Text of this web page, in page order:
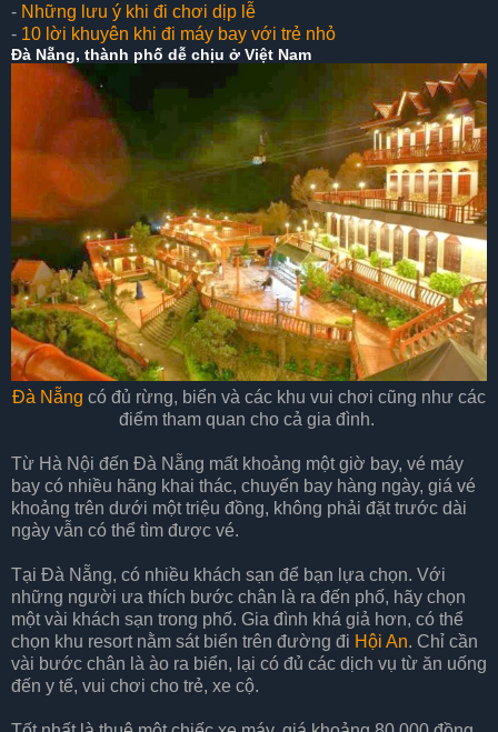
- Những lưu ý khi đi chơi dịp lễ
- 10 lời khuyên khi đi máy bay với trẻ nhỏ
Đà Nẵng, thành phố dễ chịu ở Việt Nam
Đà Nẵng có đủ rừng, biển và các khu vui chơi cũng như các
điểm tham quan cho cả gia đình.
Từ Hà Nội đến Đà Nẵng mất khoảng một giờ bay, vé máy
bay có nhiều hãng khai thác, chuyến bay hàng ngày, giá vé
khoảng trên dưới một triệu đồng, không phải đặt trước dài
ngày vẫn có thể tìm được vé.
Tại Đà Nẵng, có nhiều khách sạn để bạn lựa chọn. Với
những người ưa thích bước chân là ra đến phố, hãy chọn
một vài khách sạn trong phố. Gia đình khá giả hơn, có thể
chọn khu resort nằm sát biển trên đường đi Hội An. Chỉ cần
vài bước chân là ào ra biển, lại có đủ các dịch vụ từ ăn uống
đến y tế, vui chơi cho trẻ, xe cộ.